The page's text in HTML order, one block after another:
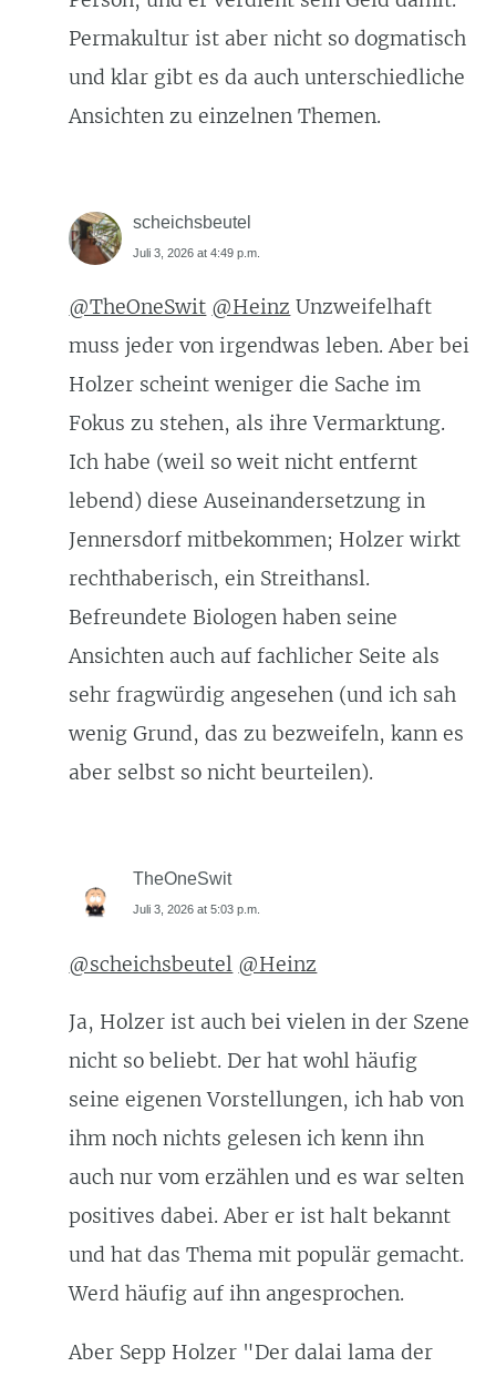
Permakultur ist aber nicht so dogmatisch
und klar gibt es da auch unterschiedliche
Ansichten zu einzelnen Themen.
scheichsbeutel
Juli 3, 2026 at 4:49 p.m.
@TheOneSwit @Heinz Unzweifelhaft
muss jeder von irgendwas leben. Aber bei
Holzer scheint weniger die Sache im
Fokus zu stehen, als ihre Vermarktung.
Ich habe (weil so weit nicht entfernt
lebend) diese Auseinandersetzung in
Jennersdorf mitbekommen; Holzer wirkt
rechthaberisch, ein Streithansl.
Befreundete Biologen haben seine
Ansichten auch auf fachlicher Seite als
sehr fragwürdig angesehen (und ich sah
wenig Grund, das zu bezweifeln, kann es
aber selbst so nicht beurteilen).
TheOneSwit
Juli 3, 2026 at 5:03 p.m.
@scheichsbeutel @Heinz
Ja, Holzer ist auch bei vielen in der Szene
nicht so beliebt. Der hat wohl häufig
seine eigenen Vorstellungen, ich hab von
ihm noch nichts gelesen ich kenn ihn
auch nur vom erzählen und es war selten
positives dabei. Aber er ist halt bekannt
und hat das Thema mit populär gemacht.
Werd häufig auf ihn angesprochen.
Aber Sepp Holzer "Der dalai lama der